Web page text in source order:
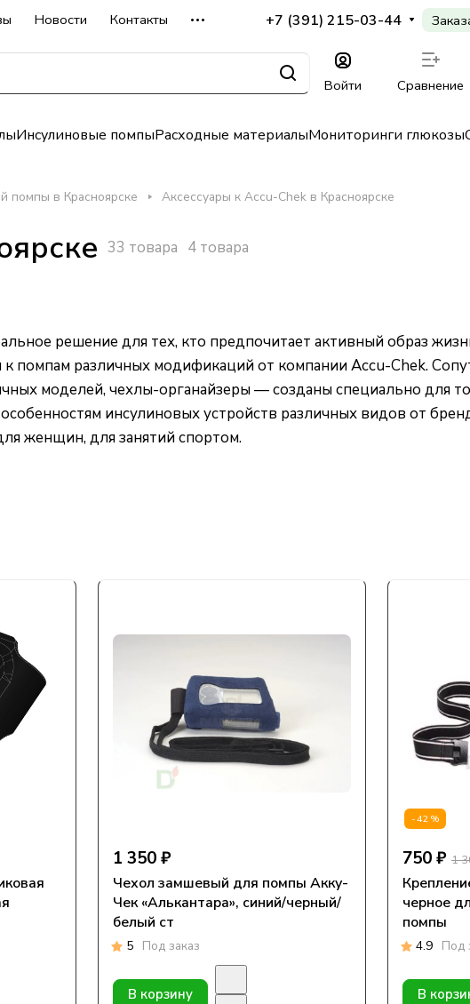
Новости Контакты +7 (391) 215-03-44
Войти Сравнение
Инсулиновые помпыРасходные материалыМониторинги глюкозы
помпы в Красноярске Аксессуары к Accu-Chek в Красноярске
33 товара 4 товара
решение для тех, кто предпочитает активный образ
помпам различных модификаций от компании Accu-Chek.
моделей, чехлы-органайзеры — созданы специально для
инсулиновых устройств различных видов от
женщин, для занятий спортом.
1 350 ₽
Чехол замшевый для помпы Акку-
Чек «Алькантара», синий/черный/
белый ст
5 Под заказ
В корзину
-42%
750 ₽ 1
черное
помпы
4.9 Под
В